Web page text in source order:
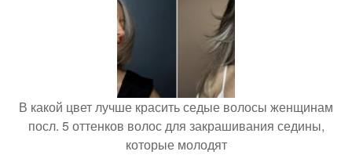
В какой цвет лучше красить седые волосы женщинам
посл. 5 оттенков волос для закрашивания седины,
которые молодят